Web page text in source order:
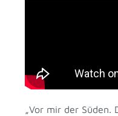
„Vor mir der Süden.